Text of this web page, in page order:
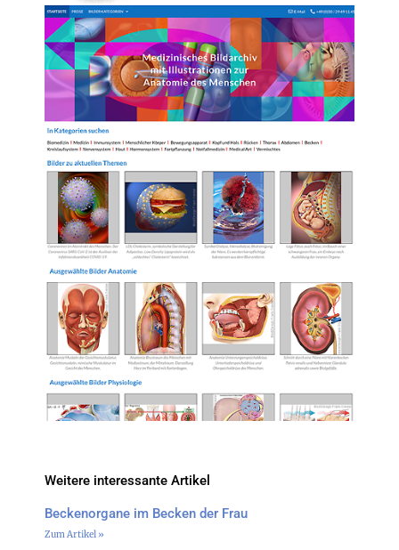
Weitere interessante Artikel
Beckenorgane im Becken der Frau
Zum Artikel »